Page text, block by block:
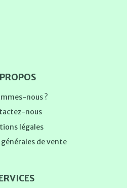
nous ?
nous
légales
de vente